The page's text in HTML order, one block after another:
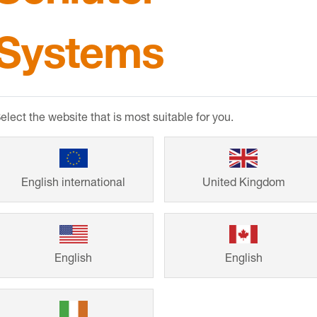
och har hög kemisk resistens. Rostfritt stål
som saltsyra eller fluorvätesyra eller vissa
därför alltid klargöras i förväg.
the website that is most suitable for you.
English international United Kingdom
English English